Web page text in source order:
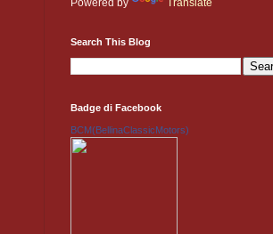
Powered by Translate
Search This Blog
Badge di Facebook
BCM(BellinaClassicMotors)